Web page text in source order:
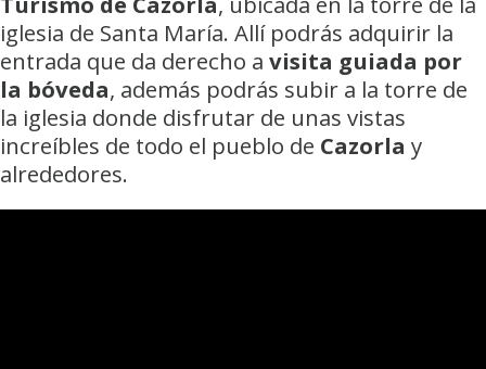
iglesia de Santa María. Allí podrás adquirir la
entrada que da derecho a visita guiada por
la bóveda, además podrás subir a la torre de
la iglesia donde disfrutar de unas vistas
increíbles de todo el pueblo de Cazorla y
alrededores.